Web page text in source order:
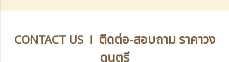
CONTACT US l ติดต่อ-สอบถาม ราคาวง
ดนตรี